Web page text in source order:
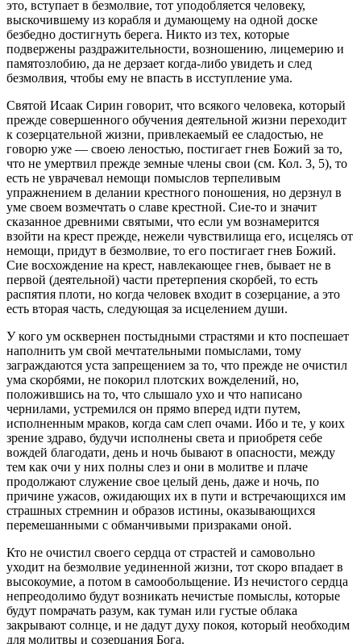
это, вступает в безмолвие, тот уподобляется человеку,
выскочившему из корабля и думающему на одной доске
безбедно достигнуть берега. Никто из тех, которые
подвержены раздражительности, возношению, лицемерию и
памятозлобию, да не дерзает когда-либо увидеть и след
безмолвия, чтобы ему не впасть в исступление ума.
Святой Исаак Сирин говорит, что всякого человека, который
прежде совершенного обучения деятельной жизни переходит
к созерцательной жизни, привлекаемый ее сладостью, не
говорю уже — своею леностью, постигает гнев Божий за то,
что не умертвил прежде земные члены свои (см. Кол. 3, 5), то
есть не уврачевал немощи помыслов терпеливым
упражнением в делании крестного поношения, но дерзнул в
уме своем возмечтать о славе крестной. Сие-то и значит
сказанное древними святыми, что если ум вознамерится
взойти на крест прежде, нежели чувствилища его, исцелясь от
немощи, придут в безмолвие, то его постигает гнев Божий.
Сие восхождение на крест, навлекающее гнев, бывает не в
первой (деятельной) части претерпения скорбей, то есть
распятия плоти, но когда человек входит в созерцание, а это
есть вторая часть, следующая за исцелением души.
У кого ум осквернен постыдными страстями и кто поспешает
наполнить ум свой мечтательными помыслами, тому
заграждаются уста запрещением за то, что прежде не очистил
ума скорбями, не покорил плотских вожделений, но,
положившись на то, что слышало ухо и что написано
чернилами, устремился он прямо вперед идти путем,
исполненным мраков, когда сам слеп очами. Ибо и те, у коих
зрение здраво, будучи исполнены света и приобретя себе
вождей благодати, день и ночь бывают в опасности, между
тем как очи у них полны слез и они в молитве и плаче
продолжают служение свое целый день, даже и ночь, по
причине ужасов, ожидающих их в пути и встречающихся им
страшных стремнин и образов истины, оказывающихся
перемешанными с обманчивыми призраками оной.
Кто не очистил своего сердца от страстей и самовольно
уходит на безмолвие уединенной жизни, тот скоро впадает в
высокоумие, а потом в самообольщение. Из нечистого сердца
непреодолимо будут возникать нечистые помыслы, которые
будут помрачать разум, как туман или густые облака
закрывают солнце, и не дадут духу покоя, который необходим
для молитвы и созерцания Бога.